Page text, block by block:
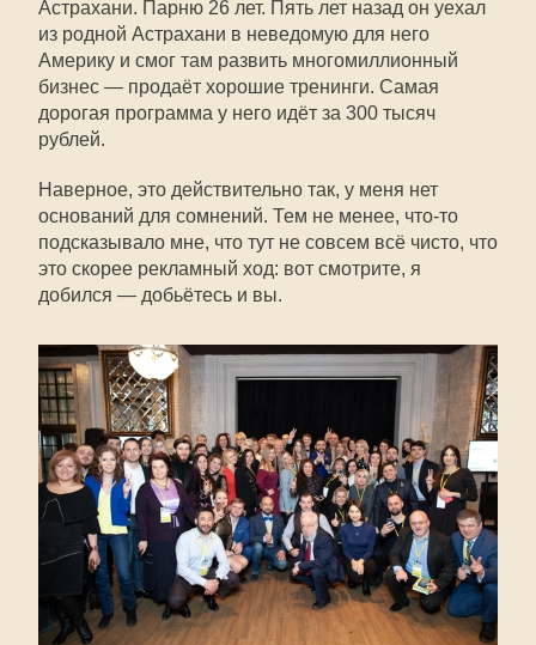
Астрахани. Парню 26 лет. Пять лет назад он уехал
из родной Астрахани в неведомую для него
Америку и смог там развить многомиллионный
бизнес — продаёт хорошие тренинги. Самая
дорогая программа у него идёт за 300 тысяч
рублей.
Наверное, это действительно так, у меня нет
оснований для сомнений. Тем не менее, что-то
подсказывало мне, что тут не совсем всё чисто, что
это скорее рекламный ход: вот смотрите, я
добился — добьётесь и вы.